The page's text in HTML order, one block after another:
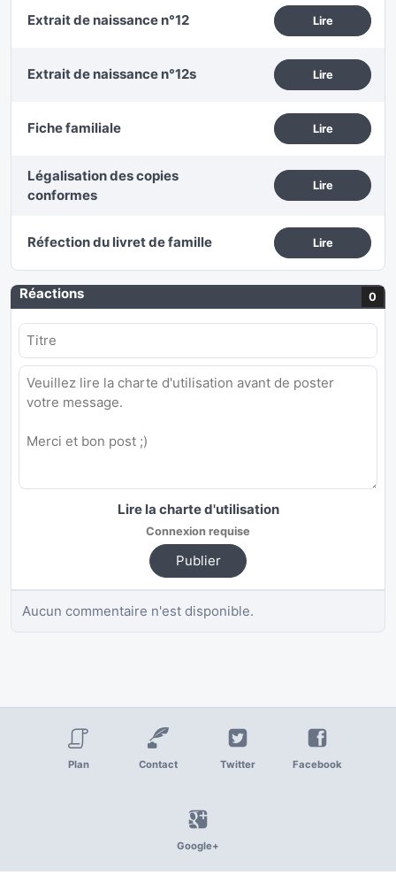
Extrait de naissance n°12 Lire
Extrait de naissance n°12s Lire
Fiche familiale Lire
Légalisation des copies
conformes
Lire
Réfection du livret de famille Lire
Réactions 0
Lire la charte d'utilisation
Connexion requise
Publier
Aucun commentaire n'est disponible.
Plan Contact Twitter Facebook
Google+